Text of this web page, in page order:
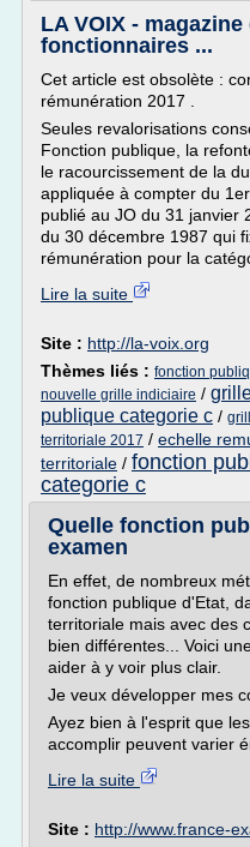
LA VOIX -
fonctionnaires ...
Cet article est obsolète :
rémunération 2017 .
Seules revalorisations
Fonction publique, la
le racourcissement de la
appliquée à compter du
publié au JO du 31 janvier
du 30 décembre 1987 qui
rémunération pour la
Lire la suite
Site : http://la-voix.org
Thèmes liés : fonction
nouvelle grille indiciaire /
publique categorie c /
territoriale 2017 / echelle
territoriale / fonction
categorie c
Quelle fonction
examen
En effet, de nombreux
fonction publique d'Etat,
territoriale mais avec des
bien différentes... Voici
aider à y voir plus clair.
Je veux développer mes
Ayez bien à l'esprit que
accomplir peuvent varier
Lire la suite
Site : http://www.france-